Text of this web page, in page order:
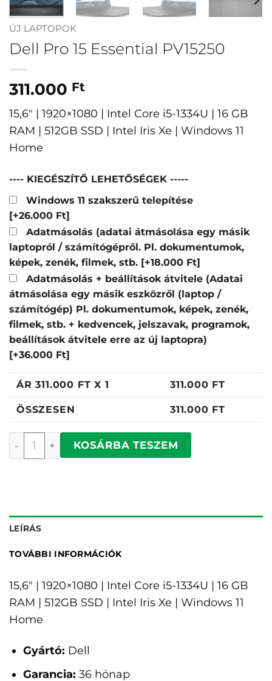
ÚJ LAPTOPOK
Dell Pro 15 Essential PV15250
311.000 Ft
15,6″ | 1920×1080 | Intel Core i5-1334U | 16 GB
RAM | 512GB SSD | Intel Iris Xe | Windows 11
Home
---- KIEGÉSZÍTŐ LEHETŐSÉGEK -----
Windows 11 szakszerű telepítése
[+26.000 Ft]
Adatmásolás (adatai átmásolása egy másik
laptopról / számítógépről. Pl. dokumentumok,
képek, zenék, filmek, stb. [+18.000 Ft]
Adatmásolás + beállítások átvitele (Adatai
átmásolása egy másik eszközről (laptop /
számítógép) Pl. dokumentumok, képek, zenék,
filmek, stb. + kedvencek, jelszavak, programok,
beállítások átvitele erre az új laptopra)
[+36.000 Ft]
ÁR311.000 FT X 1 311.000 FT
ÖSSZESEN 311.000 FT
Dell Pro 15 Essential PV15250 mennyiség
KOSÁRBA TESZEM
LEÍRÁS
TOVÁBBI INFORMÁCIÓK
15,6" | 1920×1080 | Intel Core i5-1334U | 16 GB
RAM | 512GB SSD | Intel Iris Xe | Windows 11
Home
Gyártó: Dell
Garancia: 36 hónap